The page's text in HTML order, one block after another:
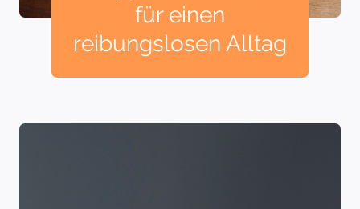
für einen
reibungslosen Alltag